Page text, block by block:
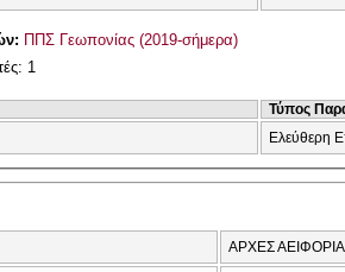
ΠΠΣ Γεωπονίας (2019-σήμερα)
1
Τύπος
Ελεύθερη
ΑΡΧΕΣ